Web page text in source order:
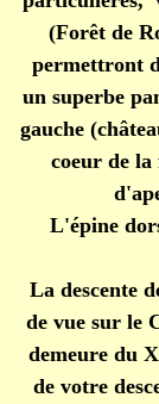
(Forêt de
permettront
un superbe
gauche
coeur de
L'épine
La descente
de vue sur le
demeure du
de votre